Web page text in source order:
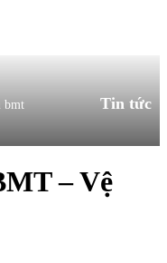
bmt
Tin tức
– Vệ